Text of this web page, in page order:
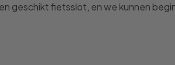
geschikt fietsslot, en we kunnen